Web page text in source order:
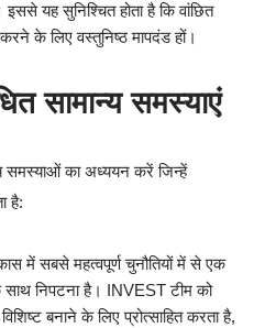
इससे यह सुनिश्चित होता है कि वांछित
करने के लिए वस्तुनिष्ठ मापदंड हों।
सामान्य समस्याएं
समस्याओं का अध्ययन करें जिन्हें
है:
में सबसे महत्वपूर्ण चुनौतियों में से एक
निपटना है। INVEST टीम को
बनाने के लिए प्रोत्साहित करता है,